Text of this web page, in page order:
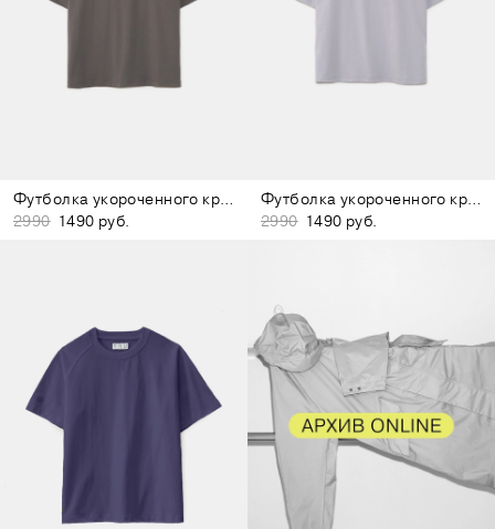
Футболка укороченного кроя тёмно-серая
2990 1490 руб.
Футболка укороченного кроя сиреневая
2990 1490 руб.